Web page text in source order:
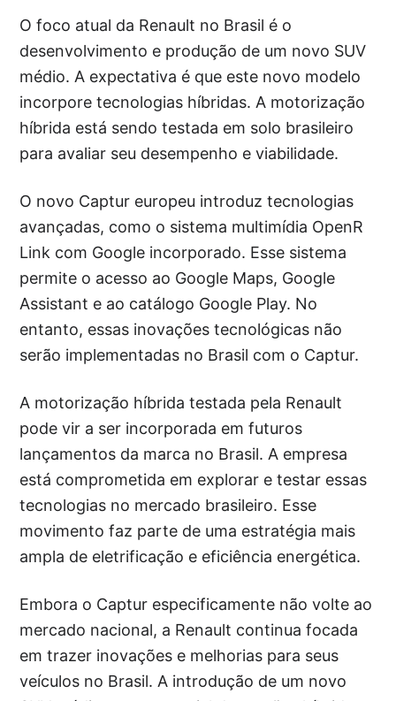
O foco atual da Renault no Brasil é o
desenvolvimento e produção de um novo SUV
médio. A expectativa é que este novo modelo
incorpore tecnologias híbridas. A motorização
híbrida está sendo testada em solo brasileiro
para avaliar seu desempenho e viabilidade.
O novo Captur europeu introduz tecnologias
avançadas, como o sistema multimídia OpenR
Link com Google incorporado. Esse sistema
permite o acesso ao Google Maps, Google
Assistant e ao catálogo Google Play. No
entanto, essas inovações tecnológicas não
serão implementadas no Brasil com o Captur.
A motorização híbrida testada pela Renault
pode vir a ser incorporada em futuros
lançamentos da marca no Brasil. A empresa
está comprometida em explorar e testar essas
tecnologias no mercado brasileiro. Esse
movimento faz parte de uma estratégia mais
ampla de eletrificação e eficiência energética.
Embora o Captur especificamente não volte ao
mercado nacional, a Renault continua focada
em trazer inovações e melhorias para seus
veículos no Brasil. A introdução de um novo